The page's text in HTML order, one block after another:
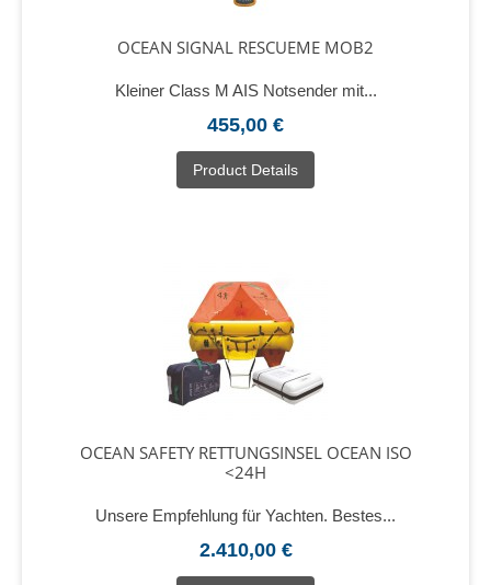
OCEAN SIGNAL RESCUEME MOB2
Kleiner Class M AIS Notsender mit...
455,00 €
Product Details
OCEAN SAFETY RETTUNGSINSEL OCEAN ISO
<24H
Unsere Empfehlung für Yachten. Bestes...
2.410,00 €